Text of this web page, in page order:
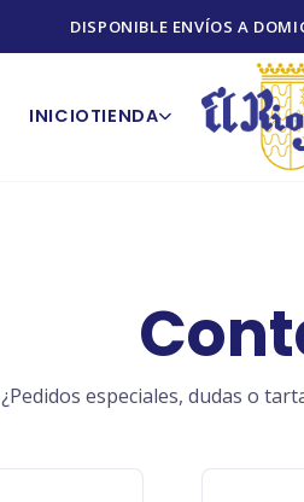
DISPONIBLE ENVÍOS A
INICIOTIENDA
¿Pedidos especiales, dudas o